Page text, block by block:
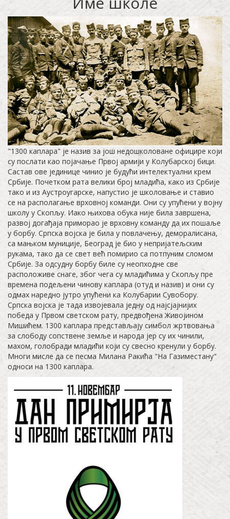
"1300 каплара" је назив за још недошколоване официре који
су послати као појачање Првој армији у Колубарској бици.
Састав ове јединице чинио је будући интелектуални крем
Србије. Почетком рата велики број младића, како из Србије
тако и из Аустроугарске, напустио је школовање и ставио
се на располагање врховној команди. Они су упућени у војну
школу у Скопљу. Иако њихова обука није била завршена,
развој догађаја приморао је врховну команду да их пошаље
у борбу. Српска војска је била у повлачењу, деморалисана,
са мањком муниције, Београд је био у непријатељским
рукама, тако да се свет већ помирио са потпуним сломом
Србије. За одсудну борбу биле су неопходне све
расположиве снаге, због чега су младићима у Скопљу пре
времена подељени чинову каплара (отуд и назив) и они су
одмах наредно јутро упућени ка Колубарии Сувобору.
Српска војска је тада извојевала једну од најсјајнијих
победа у Првом светском рату, предвођена Живојином
Мишићем. 1300 каплара представљају симбол жртвовања
за слободу сопствене земље и народа јер су их чинили,
махом, голобради младићи који су свесно кренули у борбу.
Многи мисле да се песма Милана Ракића "На Газиместану"
односи на 1300 каплара.